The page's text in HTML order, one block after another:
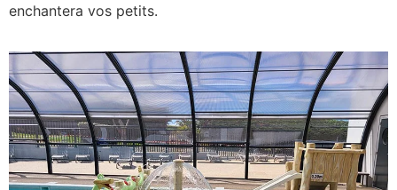
enchantera vos petits.